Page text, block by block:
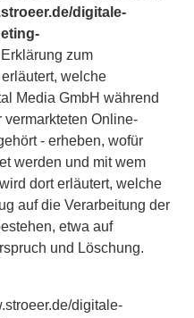
digitale-
zum
welche
Media GmbH während
Online-
- erheben, wofür
werden und mit wem
dort erläutert, welche
auf die Verarbeitung der
etwa auf
und Löschung.
digitale-